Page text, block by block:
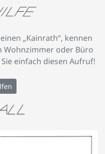
„Kainrath“, kennen
Wohnzimmer oder Büro
einfach diesen Aufruf!